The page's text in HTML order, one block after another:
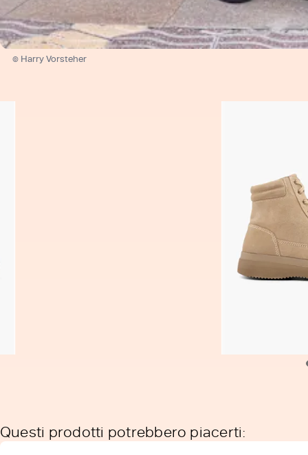
© Harry Vorsteher
Questi prodotti potrebbero piacerti: